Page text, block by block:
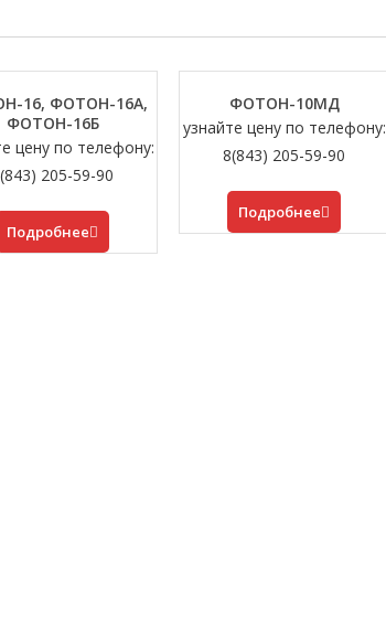
16, ФОТОН-16A,
ФОТОН-16Б
цену по телефону:
205-59-90
Подробнее
ФОТОН-10МД
узнайте цену по телефону:
8(843) 205-59-90
Подробнее